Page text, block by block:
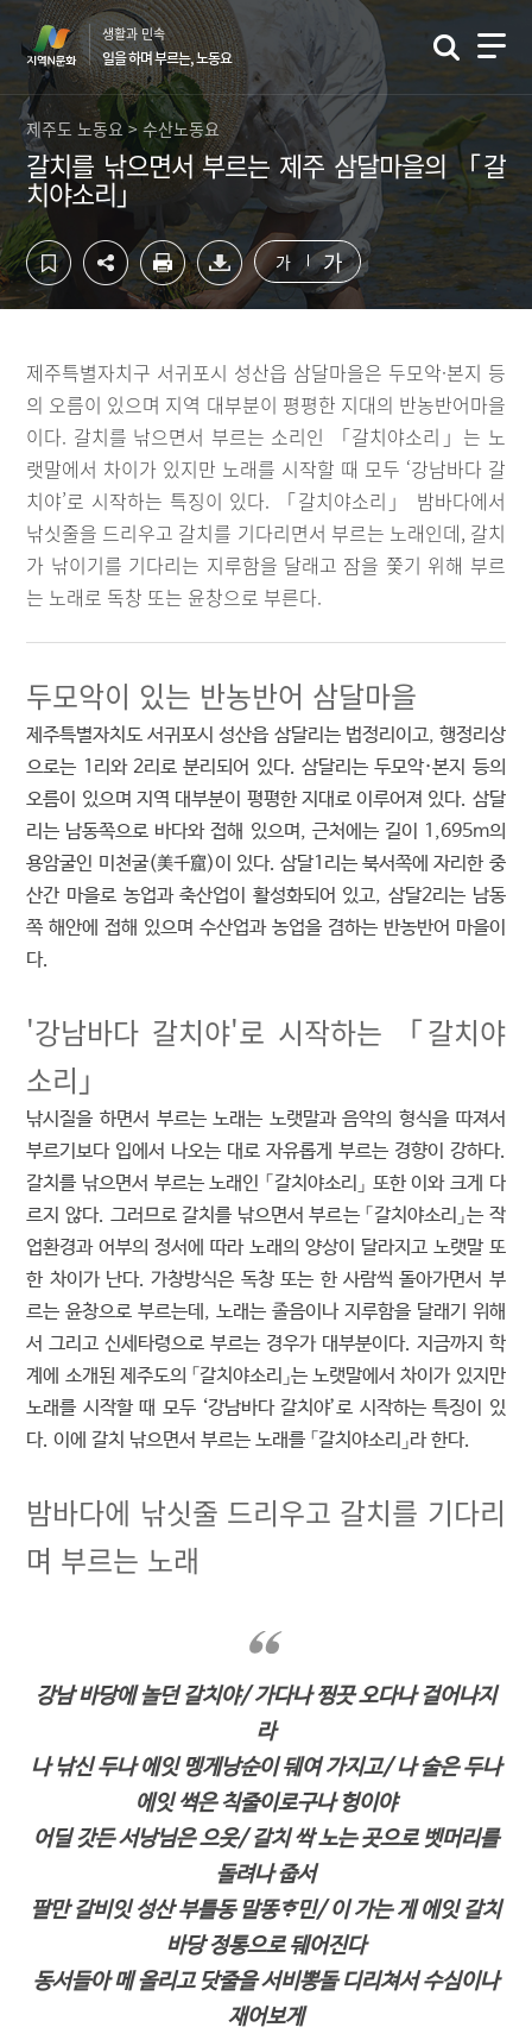
영
기
역
생활과 민속
일을 하며 부르는, 노동요
제주도 노동요 > 수산노동요
갈치를 낚으면서 부르는 제주 삼달마을의 「갈
치야소리」
가 가
제주특별자치구 서귀포시 성산읍 삼달마을은 두모악·본지 등
의 오름이 있으며 지역 대부분이 평평한 지대의 반농반어마을
이다. 갈치를 낚으면서 부르는 소리인 「갈치야소리」는 노
랫말에서 차이가 있지만 노래를 시작할 때 모두 ‘강남바다 갈
치야’로 시작하는 특징이 있다. 「갈치야소리」 밤바다에서
낚싯줄을 드리우고 갈치를 기다리면서 부르는 노래인데, 갈치
가 낚이기를 기다리는 지루함을 달래고 잠을 쫓기 위해 부르
는 노래로 독창 또는 윤창으로 부른다.
두모악이 있는 반농반어 삼달마을
제주특별자치도 서귀포시 성산읍 삼달리는 법정리이고, 행정리상
으로는 1리와 2리로 분리되어 있다. 삼달리는 두모악·본지 등의
오름이 있으며 지역 대부분이 평평한 지대로 이루어져 있다. 삼달
리는 남동쪽으로 바다와 접해 있으며, 근처에는 길이 1,695m의
용암굴인 미천굴(美千窟)이 있다. 삼달1리는 북서쪽에 자리한 중
산간 마을로 농업과 축산업이 활성화되어 있고, 삼달2리는 남동
쪽 해안에 접해 있으며 수산업과 농업을 겸하는 반농반어 마을이
다.
'강남바다 갈치야'로 시작하는 「갈치야
소리」
낚시질을 하면서 부르는 노래는 노랫말과 음악의 형식을 따져서
부르기보다 입에서 나오는 대로 자유롭게 부르는 경향이 강하다.
갈치를 낚으면서 부르는 노래인 「갈치야소리」 또한 이와 크게 다
르지 않다. 그러므로 갈치를 낚으면서 부르는 「갈치야소리」는 작
업환경과 어부의 정서에 따라 노래의 양상이 달라지고 노랫말 또
한 차이가 난다. 가창방식은 독창 또는 한 사람씩 돌아가면서 부
르는 윤창으로 부르는데, 노래는 졸음이나 지루함을 달래기 위해
서 그리고 신세타령으로 부르는 경우가 대부분이다. 지금까지 학
계에 소개된 제주도의 「갈치야소리」는 노랫말에서 차이가 있지만
노래를 시작할 때 모두 ‘강남바다 갈치야’로 시작하는 특징이 있
다. 이에 갈치 낚으면서 부르는 노래를 「갈치야소리」라 한다.
밤바다에 낚싯줄 드리우고 갈치를 기다리
며 부르는 노래
강남 바당에 놀던 갈치야/ 가다나 찡끗 오다나 걸어나지
라
나 낚신 두나 에잇 멩게낭순이 뒈여 가지고/ 나 술은 두나
에잇 썩은 칙줄이로구나 헝이야
어딜 갓든 서낭님은 으읏/ 갈치 싹 노는 곳으로 벳머리를
돌려나 줍서
팔만 갈비잇 성산 부틀동 말똥ᄒᆞ민/ 이 가는 게 에잇 갈치
바당 정통으로 뒈어진다
동서들아 메 올리고 닷줄을 서비뽕돌 디리쳐서 수심이나
재어보게